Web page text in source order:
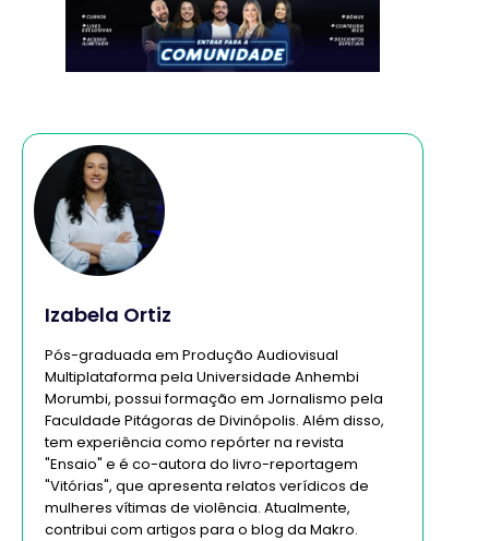
Izabela Ortiz
Pós-graduada em Produção Audiovisual
Multiplataforma pela Universidade Anhembi
Morumbi, possui formação em Jornalismo pela
Faculdade Pitágoras de Divinópolis. Além disso,
tem experiência como repórter na revista
"Ensaio" e é co-autora do livro-reportagem
"Vitórias", que apresenta relatos verídicos de
mulheres vítimas de violência. Atualmente,
contribui com artigos para o blog da Makro.